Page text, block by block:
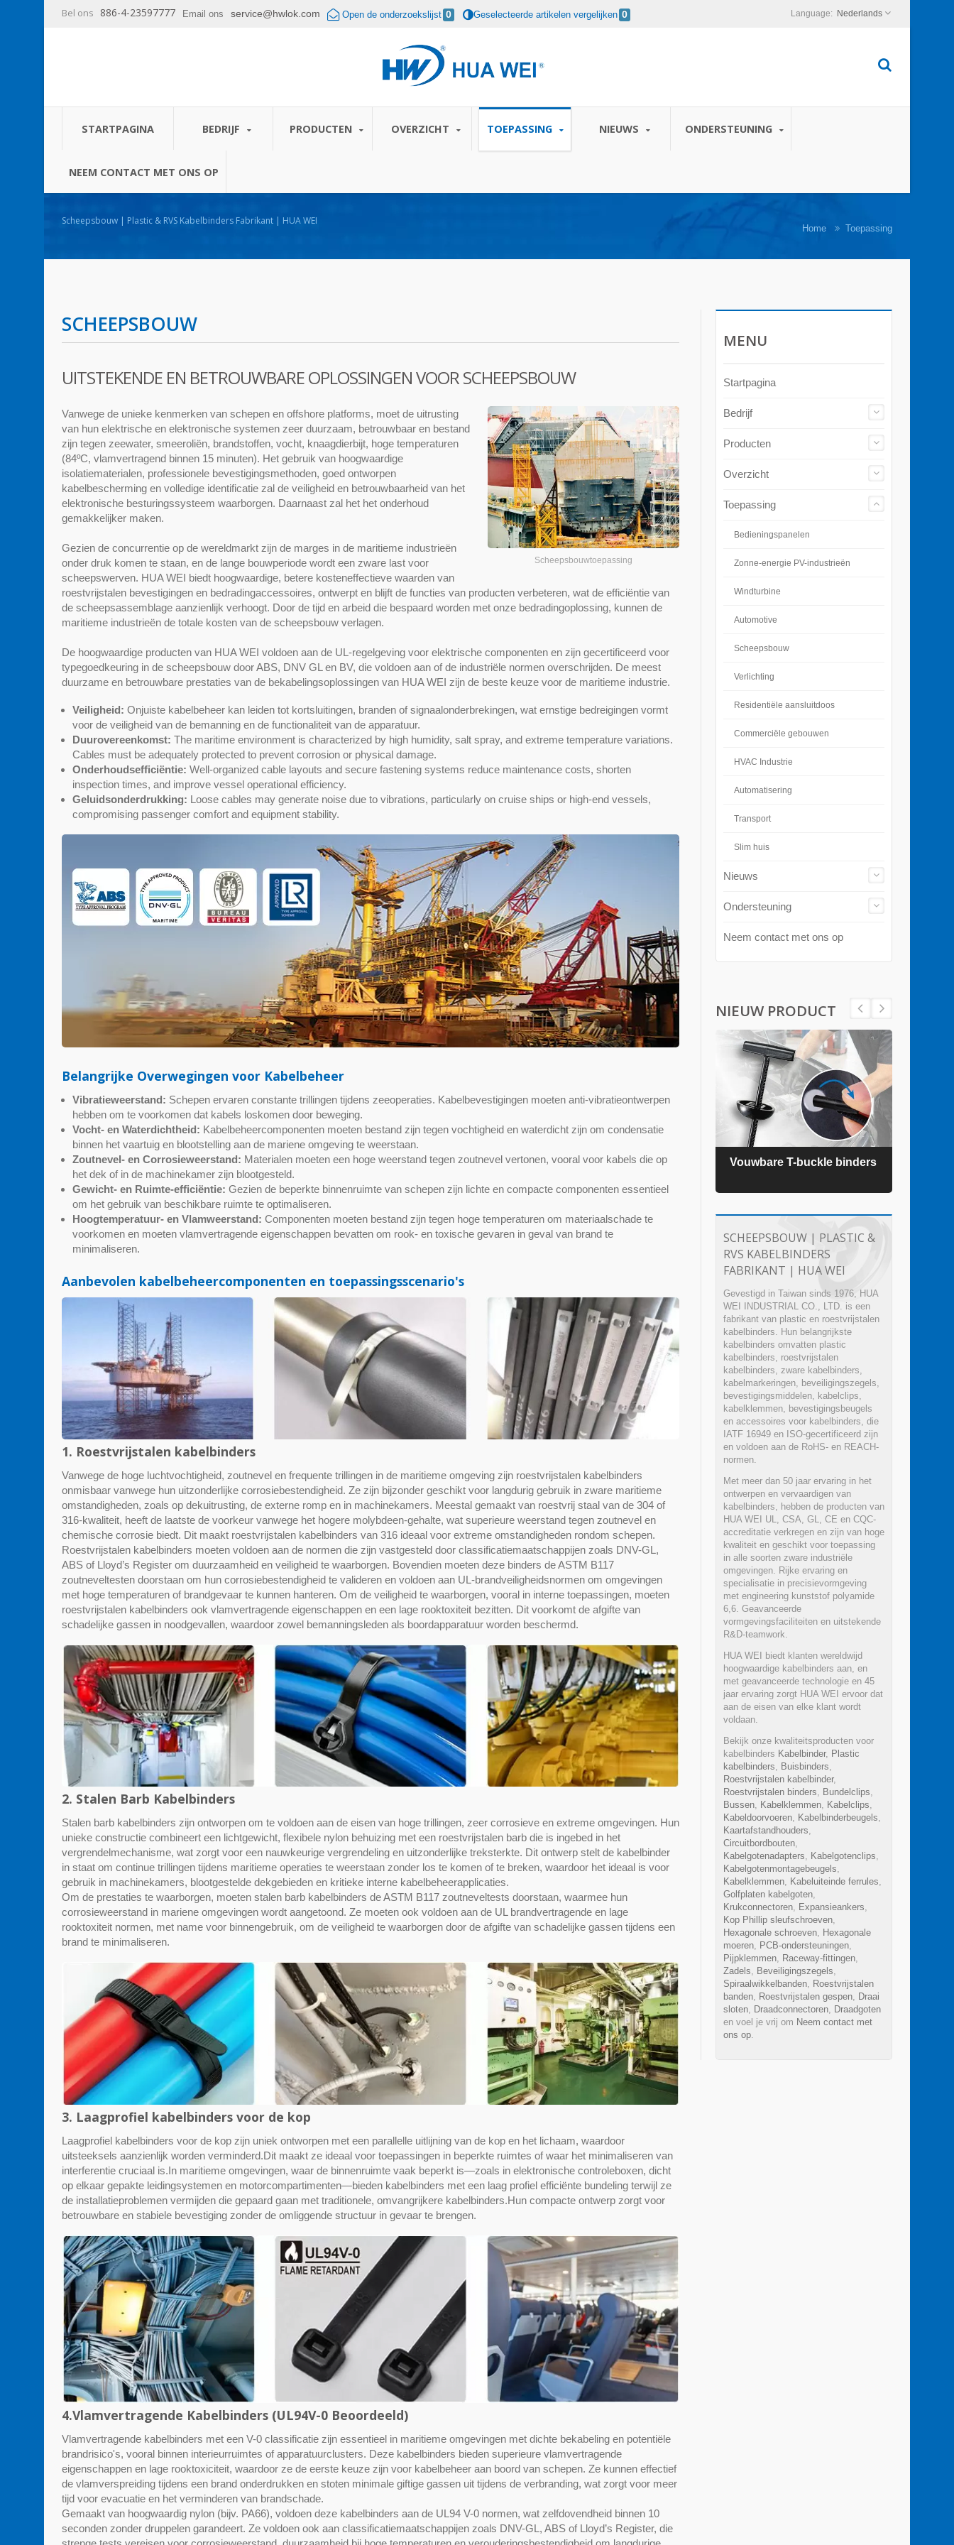
Bel ons 886-4-23597777 Email ons service@hwlok.com Open de onderzoekslijst 0 Geselecteerde artikelen vergelijken 0 Nederlands
STARTPAGINA BEDRIJF PRODUCTEN OVERZICHT TOEPASSING NIEUWS ONDERSTEUNING
NEEM CONTACT MET ONS OP
Scheepsbouw | Plastic & RVS Kabelbinders Fabrikant | HUA WEI
Home Toepassing
SCHEEPSBOUW
UITSTEKENDE EN BETROUWBARE OPLOSSINGEN VOOR SCHEEPSBOUW
Scheepsbouwtoepassing
Vanwege de unieke kenmerken van schepen en offshore platforms, moet de uitrusting
van hun elektrische en elektronische systemen zeer duurzaam, betrouwbaar en bestand
zijn tegen zeewater, smeeroliën, brandstoffen, vocht, knaagdierbijt, hoge temperaturen
(84ºC, vlamvertragend binnen 15 minuten). Het gebruik van hoogwaardige
isolatiematerialen, professionele bevestigingsmethoden, goed ontworpen
kabelbescherming en volledige identificatie zal de veiligheid en betrouwbaarheid van het
elektronische besturingssysteem waarborgen. Daarnaast zal het het onderhoud
gemakkelijker maken.
Gezien de concurrentie op de wereldmarkt zijn de marges in de maritieme industrieën
onder druk komen te staan, en de lange bouwperiode wordt een zware last voor
scheepswerven. HUA WEI biedt hoogwaardige, betere kosteneffectieve waarden van
roestvrijstalen bevestigingen en bedradingaccessoires, ontwerpt en blijft de functies van producten verbeteren, wat de efficiëntie van
de scheepsassemblage aanzienlijk verhoogt. Door de tijd en arbeid die bespaard worden met onze bedradingoplossing, kunnen de
maritieme industrieën de totale kosten van de scheepsbouw verlagen.
De hoogwaardige producten van HUA WEI voldoen aan de UL-regelgeving voor elektrische componenten en zijn gecertificeerd voor
typegoedkeuring in de scheepsbouw door ABS, DNV GL en BV, die voldoen aan of de industriële normen overschrijden. De meest
duurzame en betrouwbare prestaties van de bekabelingsoplossingen van HUA WEI zijn de beste keuze voor de maritieme industrie.
Veiligheid: Onjuiste kabelbeheer kan leiden tot kortsluitingen, branden of signaalonderbrekingen, wat ernstige bedreigingen vormt
voor de veiligheid van de bemanning en de functionaliteit van de apparatuur.
Duurovereenkomst: The maritime environment is characterized by high humidity, salt spray, and extreme temperature variations.
Cables must be adequately protected to prevent corrosion or physical damage.
Onderhoudsefficiëntie: Well-organized cable layouts and secure fastening systems reduce maintenance costs, shorten
inspection times, and improve vessel operational efficiency.
Geluidsonderdrukking: Loose cables may generate noise due to vibrations, particularly on cruise ships or high-end vessels,
compromising passenger comfort and equipment stability.
Belangrijke Overwegingen voor Kabelbeheer
Vibratieweerstand: Schepen ervaren constante trillingen tijdens zeeoperaties. Kabelbevestigingen moeten anti-vibratieontwerpen
hebben om te voorkomen dat kabels loskomen door beweging.
Vocht- en Waterdichtheid: Kabelbeheercomponenten moeten bestand zijn tegen vochtigheid en waterdicht zijn om condensatie
binnen het vaartuig en blootstelling aan de mariene omgeving te weerstaan.
Zoutnevel- en Corrosieweerstand: Materialen moeten een hoge weerstand tegen zoutnevel vertonen, vooral voor kabels die op
het dek of in de machinekamer zijn blootgesteld.
Gewicht- en Ruimte-efficiëntie: Gezien de beperkte binnenruimte van schepen zijn lichte en compacte componenten essentieel
om het gebruik van beschikbare ruimte te optimaliseren.
Hoogtemperatuur- en Vlamweerstand: Componenten moeten bestand zijn tegen hoge temperaturen om materiaalschade te
voorkomen en moeten vlamvertragende eigenschappen bevatten om rook- en toxische gevaren in geval van brand te
minimaliseren.
Aanbevolen kabelbeheercomponenten en toepassingsscenario's
1. Roestvrijstalen kabelbinders
Vanwege de hoge luchtvochtigheid, zoutnevel en frequente trillingen in de maritieme omgeving zijn roestvrijstalen kabelbinders
onmisbaar vanwege hun uitzonderlijke corrosiebestendigheid. Ze zijn bijzonder geschikt voor langdurig gebruik in zware maritieme
omstandigheden, zoals op dekuitrusting, de externe romp en in machinekamers. Meestal gemaakt van roestvrij staal van de 304 of
316-kwaliteit, heeft de laatste de voorkeur vanwege het hogere molybdeen-gehalte, wat superieure weerstand tegen zoutnevel en
chemische corrosie biedt. Dit maakt roestvrijstalen kabelbinders van 316 ideaal voor extreme omstandigheden rondom schepen.
Roestvrijstalen kabelbinders moeten voldoen aan de normen die zijn vastgesteld door classificatiemaatschappijen zoals DNV-GL,
ABS of Lloyd’s Register om duurzaamheid en veiligheid te waarborgen. Bovendien moeten deze binders de ASTM B117
zoutneveltesten doorstaan om hun corrosiebestendigheid te valideren en voldoen aan UL-brandveiligheidsnormen om omgevingen
met hoge temperaturen of brandgevaar te kunnen hanteren. Om de veiligheid te waarborgen, vooral in interne toepassingen, moeten
roestvrijstalen kabelbinders ook vlamvertragende eigenschappen en een lage rooktoxiteit bezitten. Dit voorkomt de afgifte van
schadelijke gassen in noodgevallen, waardoor zowel bemanningsleden als boordapparatuur worden beschermd.
2. Stalen Barb Kabelbinders
Stalen barb kabelbinders zijn ontworpen om te voldoen aan de eisen van hoge trillingen, zeer corrosieve en extreme omgevingen. Hun
unieke constructie combineert een lichtgewicht, flexibele nylon behuizing met een roestvrijstalen barb die is ingebed in het
vergrendelmechanisme, wat zorgt voor een nauwkeurige vergrendeling en uitzonderlijke treksterkte. Dit ontwerp stelt de kabelbinder
in staat om continue trillingen tijdens maritieme operaties te weerstaan zonder los te komen of te breken, waardoor het ideaal is voor
gebruik in machinekamers, blootgestelde dekgebieden en kritieke interne kabelbeheerapplicaties.
Om de prestaties te waarborgen, moeten stalen barb kabelbinders de ASTM B117 zoutneveltests doorstaan, waarmee hun
corrosieweerstand in mariene omgevingen wordt aangetoond. Ze moeten ook voldoen aan de UL brandvertragende en lage
rooktoxiteit normen, met name voor binnengebruik, om de veiligheid te waarborgen door de afgifte van schadelijke gassen tijdens een
brand te minimaliseren.
3. Laagprofiel kabelbinders voor de kop
Laagprofiel kabelbinders voor de kop zijn uniek ontworpen met een parallelle uitlijning van de kop en het lichaam, waardoor
uitsteeksels aanzienlijk worden verminderd.Dit maakt ze ideaal voor toepassingen in beperkte ruimtes of waar het minimaliseren van
interferentie cruciaal is.In maritieme omgevingen, waar de binnenruimte vaak beperkt is—zoals in elektronische controleboxen, dicht
op elkaar gepakte leidingsystemen en motorcompartimenten—bieden kabelbinders met een laag profiel efficiënte bundeling terwijl ze
de installatieproblemen vermijden die gepaard gaan met traditionele, omvangrijkere kabelbinders.Hun compacte ontwerp zorgt voor
betrouwbare en stabiele bevestiging zonder de omliggende structuur in gevaar te brengen.
4.Vlamvertragende Kabelbinders (UL94V-0 Beoordeeld)
Vlamvertragende kabelbinders met een V-0 classificatie zijn essentieel in maritieme omgevingen met dichte bekabeling en potentiële
brandrisico's, vooral binnen interieurruimtes of apparatuurclusters. Deze kabelbinders bieden superieure vlamvertragende
eigenschappen en lage rooktoxiciteit, waardoor ze de eerste keuze zijn voor kabelbeheer aan boord van schepen. Ze kunnen effectief
de vlamverspreiding tijdens een brand onderdrukken en stoten minimale giftige gassen uit tijdens de verbranding, wat zorgt voor meer
tijd voor evacuatie en het verminderen van brandschade.
Gemaakt van hoogwaardig nylon (bijv. PA66), voldoen deze kabelbinders aan de UL94 V-0 normen, wat zelfdovendheid binnen 10
seconden zonder druppelen garandeert. Ze voldoen ook aan classificatiemaatschappijen zoals DNV-GL, ABS of Lloyd’s Register, die
MENU
Startpagina
Bedrijf
Producten
Overzicht
Toepassing
Bedieningspanelen
Zonne-energie PV-industrieën
Windturbine
Automotive
Scheepsbouw
Verlichting
Residentiële aansluitdoos
Commerciële gebouwen
HVAC Industrie
Automatisering
Transport
Slim huis
Nieuws
Ondersteuning
Neem contact met ons op
NIEUW PRODUCT
TEFZEL® kabelbinders Vouwbare T-buckle binders
SCHEEPSBOUW | PLASTIC &
RVS KABELBINDERS
FABRIKANT | HUA WEI
Gevestigd in Taiwan sinds 1976, HUA
WEI INDUSTRIAL CO., LTD. is een
fabrikant van plastic en roestvrijstalen
kabelbinders. Hun belangrijkste
kabelbinders omvatten plastic
kabelbinders, roestvrijstalen
kabelbinders, zware kabelbinders,
kabelmarkeringen, beveiligingszegels,
bevestigingsmiddelen, kabelclips,
kabelklemmen, bevestigingsbeugels
en accessoires voor kabelbinders, die
IATF 16949 en ISO-gecertificeerd zijn
en voldoen aan de RoHS- en REACH-
normen.
Met meer dan 50 jaar ervaring in het
ontwerpen en vervaardigen van
kabelbinders, hebben de producten van
HUA WEI UL, CSA, GL, CE en CQC-
accreditatie verkregen en zijn van hoge
kwaliteit en geschikt voor toepassing
in alle soorten zware industriële
omgevingen. Rijke ervaring en
specialisatie in precisievormgeving
met engineering kunststof polyamide
6,6. Geavanceerde
vormgevingsfaciliteiten en uitstekende
R&D-teamwork.
HUA WEI biedt klanten wereldwijd
hoogwaardige kabelbinders aan, en
met geavanceerde technologie en 45
jaar ervaring zorgt HUA WEI ervoor dat
aan de eisen van elke klant wordt
voldaan.
Bekijk onze kwaliteitsproducten voor
kabelbinders Kabelbinder, Plastic
kabelbinders, Buisbinders,
Roestvrijstalen kabelbinder,
Roestvrijstalen binders, Bundelclips,
Bussen, Kabelklemmen, Kabelclips,
Kabeldoorvoeren, Kabelbinderbeugels,
Kaartafstandhouders,
Circuitbordbouten,
Kabelgotenadapters, Kabelgotenclips,
Kabelgotenmontagebeugels,
Kabelklemmen, Kabeluiteinde ferrules,
Golfplaten kabelgoten,
Krukconnectoren, Expansieankers,
Kop Phillip sleufschroeven,
Hexagonale schroeven, Hexagonale
moeren, PCB-ondersteuningen,
Pijpklemmen, Raceway-fittingen,
Zadels, Beveiligingszegels,
Spiraalwikkelbanden, Roestvrijstalen
banden, Roestvrijstalen gespen, Draai
sloten, Draadconnectoren, Draadgoten
en voel je vrij om Neem contact met
ons op.